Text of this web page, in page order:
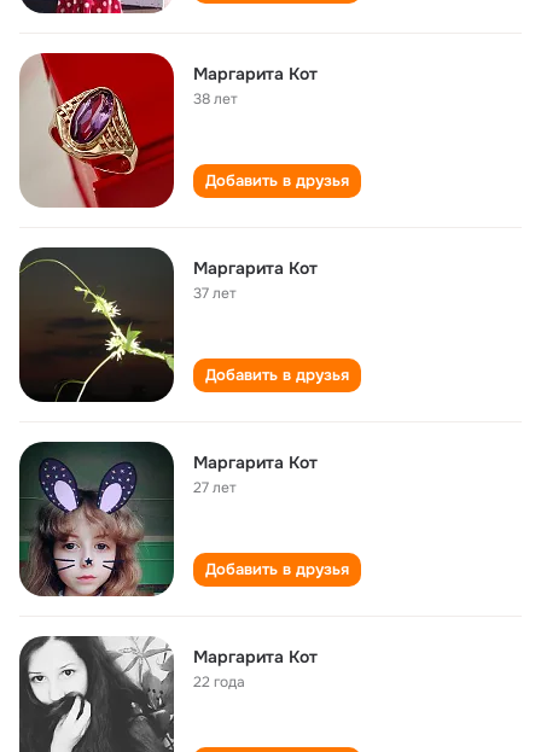
Маргарита Кот
38 лет
Добавить в друзья
Маргарита Кот
37 лет
Добавить в друзья
Маргарита Кот
27 лет
Добавить в друзья
Маргарита Кот
22 года